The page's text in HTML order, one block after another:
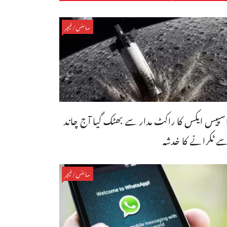
سائنس/فیچر
ایکس کا راکٹ مدار سے بھٹک گیا آج چاند
ٹکرانے کا خدشہ
سائنس/فیچر